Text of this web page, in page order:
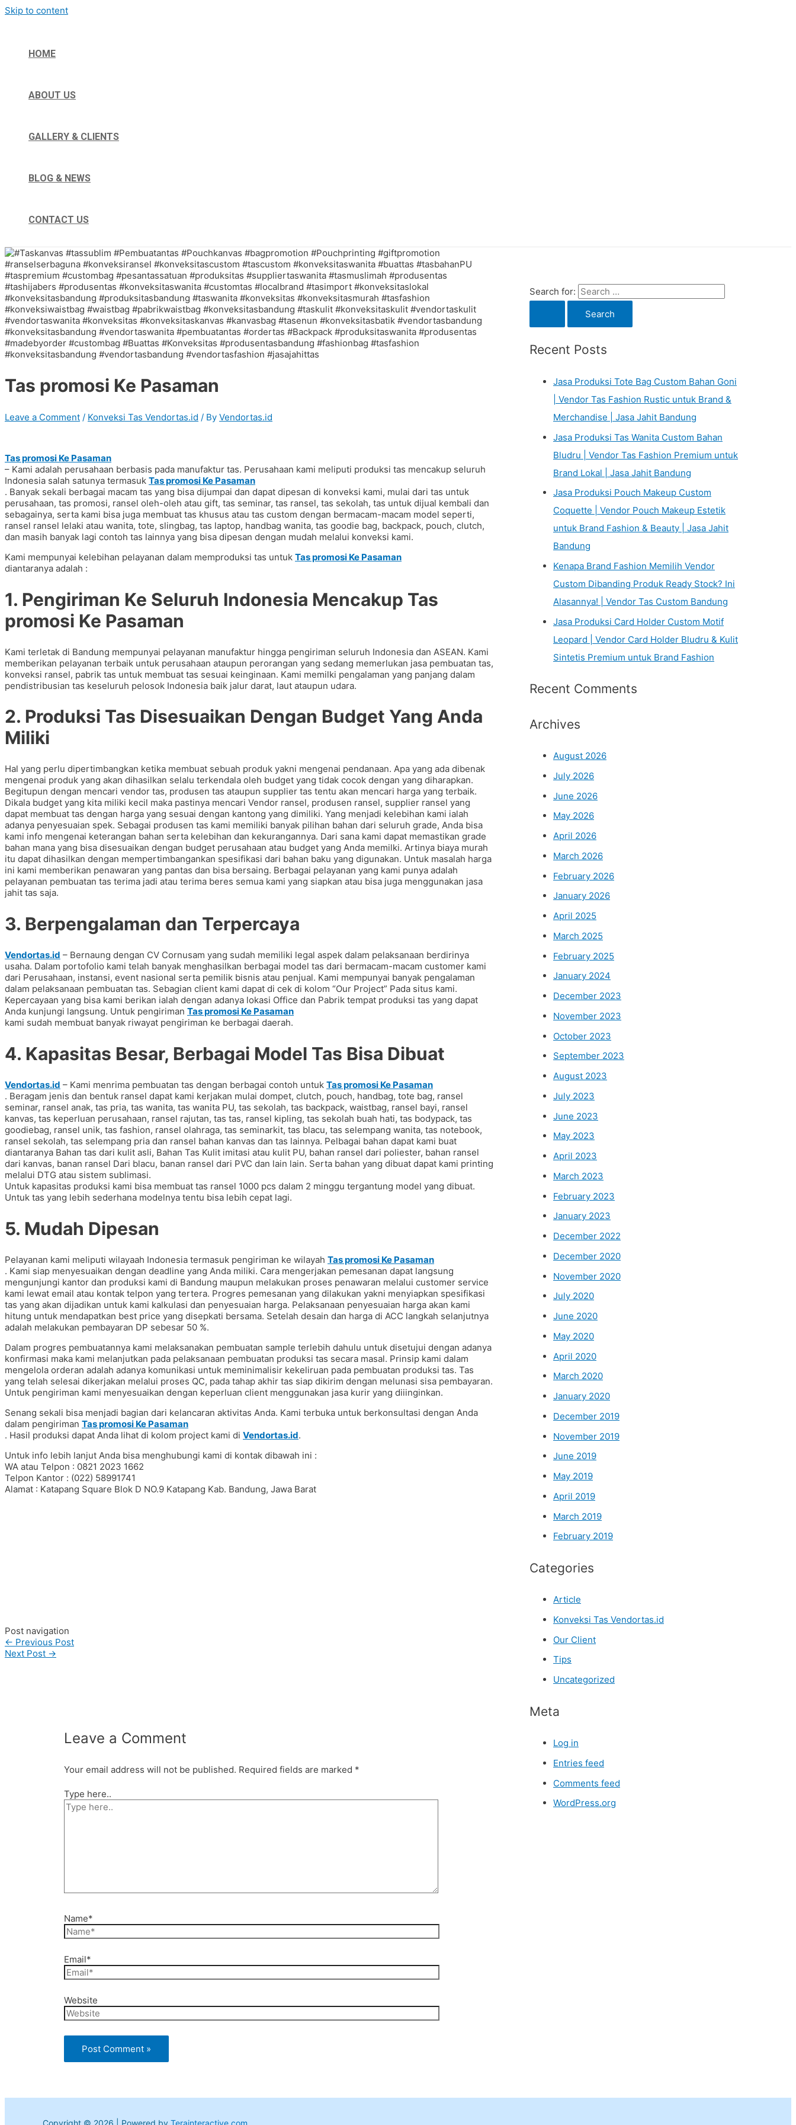
Skip to content
HOME
ABOUT US
GALLERY & CLIENTS
BLOG & NEWS
CONTACT US
Tas promosi Ke Pasaman
Leave a Comment / Konveksi Tas Vendortas.id / By Vendortas.id
Tas promosi Ke Pasaman
– Kami adalah perusahaan berbasis pada manufaktur tas. Perusahaan kami meliputi produksi tas mencakup seluruh
Indonesia salah satunya termasuk Tas promosi Ke Pasaman
. Banyak sekali berbagai macam tas yang bisa dijumpai dan dapat dipesan di konveksi kami, mulai dari tas untuk
perusahaan, tas promosi, ransel oleh-oleh atau gift, tas seminar, tas ransel, tas sekolah, tas untuk dijual kembali dan
sebagainya, serta kami bisa juga membuat tas khusus atau tas custom dengan bermacam-macam model seperti,
ransel ransel lelaki atau wanita, tote, slingbag, tas laptop, handbag wanita, tas goodie bag, backpack, pouch, clutch,
dan masih banyak lagi contoh tas lainnya yang bisa dipesan dengan mudah melalui konveksi kami.
Kami mempunyai kelebihan pelayanan dalam memproduksi tas untuk Tas promosi Ke Pasaman
diantaranya adalah :
1. Pengiriman Ke Seluruh Indonesia Mencakup Tas
promosi Ke Pasaman
Kami terletak di Bandung mempunyai pelayanan manufaktur hingga pengiriman seluruh Indonesia dan ASEAN. Kami
memberikan pelayanan terbaik untuk perusahaan ataupun perorangan yang sedang memerlukan jasa pembuatan tas,
konveksi ransel, pabrik tas untuk membuat tas sesuai keinginaan. Kami memilki pengalaman yang panjang dalam
pendistribusian tas keseluruh pelosok Indonesia baik jalur darat, laut ataupun udara.
2. Produksi Tas Disesuaikan Dengan Budget Yang Anda
Miliki
Hal yang perlu dipertimbangkan ketika membuat sebuah produk yakni mengenai pendanaan. Apa yang ada dibenak
mengenai produk yang akan dihasilkan selalu terkendala oleh budget yang tidak cocok dengan yang diharapkan.
Begitupun dengan mencari vendor tas, produsen tas ataupun supplier tas tentu akan mencari harga yang terbaik.
Dikala budget yang kita miliki kecil maka pastinya mencari Vendor ransel, produsen ransel, supplier ransel yang
dapat membuat tas dengan harga yang sesuai dengan kantong yang dimiliki. Yang menjadi kelebihan kami ialah
adanya penyesuaian spek. Sebagai produsen tas kami memiliki banyak pilihan bahan dari seluruh grade, Anda bisa
kami info mengenai keterangan bahan serta kelebihan dan kekurangannya. Dari sana kami dapat memastikan grade
bahan mana yang bisa disesuaikan dengan budget perusahaan atau budget yang Anda memilki. Artinya biaya murah
itu dapat dihasilkan dengan mempertimbangankan spesifikasi dari bahan baku yang digunakan. Untuk masalah harga
ini kami memberikan penawaran yang pantas dan bisa bersaing. Berbagai pelayanan yang kami punya adalah
pelayanan pembuatan tas terima jadi atau terima beres semua kami yang siapkan atau bisa juga menggunakan jasa
jahit tas saja.
3. Berpengalaman dan Terpercaya
Vendortas.id – Bernaung dengan CV Cornusam yang sudah memiliki legal aspek dalam pelaksanaan berdirinya
usaha. Dalam portofolio kami telah banyak menghasilkan berbagai model tas dari bermacam-macam customer kami
dari Perusahaan, instansi, event nasional serta pemilik bisnis atau penjual. Kami mempunyai banyak pengalaman
dalam pelaksanaan pembuatan tas. Sebagian client kami dapat di cek di kolom “Our Project” Pada situs kami.
Kepercayaan yang bisa kami berikan ialah dengan adanya lokasi Office dan Pabrik tempat produksi tas yang dapat
Anda kunjungi langsung. Untuk pengiriman Tas promosi Ke Pasaman
kami sudah membuat banyak riwayat pengiriman ke berbagai daerah.
4. Kapasitas Besar, Berbagai Model Tas Bisa Dibuat
Vendortas.id – Kami menrima pembuatan tas dengan berbagai contoh untuk Tas promosi Ke Pasaman
. Beragam jenis dan bentuk ransel dapat kami kerjakan mulai dompet, clutch, pouch, handbag, tote bag, ransel
seminar, ransel anak, tas pria, tas wanita, tas wanita PU, tas sekolah, tas backpack, waistbag, ransel bayi, ransel
kanvas, tas keperluan perusahaan, ransel rajutan, tas tas, ransel kipling, tas sekolah buah hati, tas bodypack, tas
goodiebag, ransel unik, tas fashion, ransel olahraga, tas seminarkit, tas blacu, tas selempang wanita, tas notebook,
ransel sekolah, tas selempang pria dan ransel bahan kanvas dan tas lainnya. Pelbagai bahan dapat kami buat
diantaranya Bahan tas dari kulit asli, Bahan Tas Kulit imitasi atau kulit PU, bahan ransel dari poliester, bahan ransel
dari kanvas, banan ransel Dari blacu, banan ransel dari PVC dan lain lain. Serta bahan yang dibuat dapat kami printing
melalui DTG atau sistem sublimasi.
Untuk kapasitas produksi kami bisa membuat tas ransel 1000 pcs dalam 2 minggu tergantung model yang dibuat.
Untuk tas yang lebih sederhana modelnya tentu bisa lebih cepat lagi.
5. Mudah Dipesan
Pelayanan kami meliputi wilayaah Indonesia termasuk pengiriman ke wilayah Tas promosi Ke Pasaman
. Kami siap menyesuaikan dengan deadline yang Anda miliki. Cara mengerjakan pemesanan dapat langsung
mengunjungi kantor dan produksi kami di Bandung maupun melakukan proses penawaran melalui customer service
kami lewat email atau kontak telpon yang tertera. Progres pemesanan yang dilakukan yakni menyiapkan spesifikasi
tas yang akan dijadikan untuk kami kalkulasi dan penyesuaian harga. Pelaksanaan penyesuaian harga akan kami
hitung untuk mendapatkan best price yang disepkati bersama. Setelah desain dan harga di ACC langkah selanjutnya
adalah melakukan pembayaran DP sebesar 50 %.
Dalam progres pembuatannya kami melaksanakan pembuatan sample terlebih dahulu untuk disetujui dengan adanya
konfirmasi maka kami melanjutkan pada pelaksanaan pembuatan produksi tas secara masal. Prinsip kami dalam
mengelola orderan adalah adanya komunikasi untuk meminimalisir kekeliruan pada pembuatan produksi tas. Tas
yang telah selesai dikerjakan melalui proses QC, pada tahap akhir tas siap dikirim dengan melunasi sisa pembayaran.
Untuk pengiriman kami menyesuaikan dengan keperluan client menggunakan jasa kurir yang diiinginkan.
Senang sekali bisa menjadi bagian dari kelancaran aktivitas Anda. Kami terbuka untuk berkonsultasi dengan Anda
dalam pengiriman Tas promosi Ke Pasaman
. Hasil produksi dapat Anda lihat di kolom project kami di Vendortas.id.
Untuk info lebih lanjut Anda bisa menghubungi kami di kontak dibawah ini :
WA atau Telpon : 0821 2023 1662
Telpon Kantor : (022) 58991741
Alamat : Katapang Square Blok D NO.9 Katapang Kab. Bandung, Jawa Barat
Post navigation
← Previous Post
Next Post →
Leave a Comment
Your email address will not be published. Required fields are marked *
Type here..
Name*
Email*
Website
Search for:
Recent Posts
Jasa Produksi Tote Bag Custom Bahan Goni
| Vendor Tas Fashion Rustic untuk Brand &
Merchandise | Jasa Jahit Bandung
Jasa Produksi Tas Wanita Custom Bahan
Bludru | Vendor Tas Fashion Premium untuk
Brand Lokal | Jasa Jahit Bandung
Jasa Produksi Pouch Makeup Custom
Coquette | Vendor Pouch Makeup Estetik
untuk Brand Fashion & Beauty | Jasa Jahit
Bandung
Kenapa Brand Fashion Memilih Vendor
Custom Dibanding Produk Ready Stock? Ini
Alasannya! | Vendor Tas Custom Bandung
Jasa Produksi Card Holder Custom Motif
Leopard | Vendor Card Holder Bludru & Kulit
Sintetis Premium untuk Brand Fashion
Recent Comments
Archives
August 2026
July 2026
June 2026
May 2026
April 2026
March 2026
February 2026
January 2026
April 2025
March 2025
February 2025
January 2024
December 2023
November 2023
October 2023
September 2023
August 2023
July 2023
June 2023
May 2023
April 2023
March 2023
February 2023
January 2023
December 2022
December 2020
November 2020
July 2020
June 2020
May 2020
April 2020
March 2020
January 2020
December 2019
November 2019
June 2019
May 2019
April 2019
March 2019
February 2019
Categories
Article
Konveksi Tas Vendortas.id
Our Client
Tips
Uncategorized
Meta
Log in
Entries feed
Comments feed
WordPress.org
Copyright © 2026 | Powered by Terainteractive.com